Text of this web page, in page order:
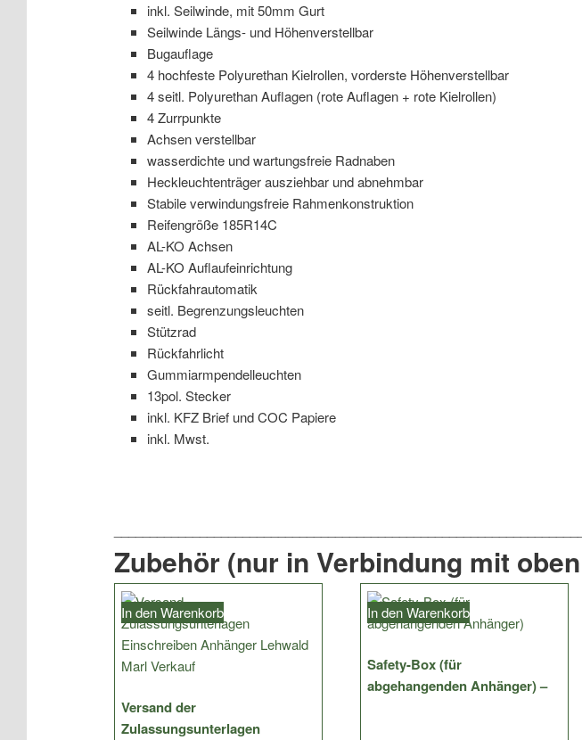
inkl. Seilwinde, mit 50mm Gurt
Seilwinde Längs- und Höhenverstellbar
Bugauflage
4 hochfeste Polyurethan Kielrollen, vorderste Höhenverstellbar
4 seitl. Polyurethan Auflagen (rote Auflagen + rote Kielrollen)
4 Zurrpunkte
Achsen verstellbar
wasserdichte und wartungsfreie Radnaben
Heckleuchtenträger ausziehbar und abnehmbar
Stabile verwindungsfreie Rahmenkonstruktion
Reifengröße 185R14C
AL-KO Achsen
AL-KO Auflaufeinrichtung
Rückfahrautomatik
seitl. Begrenzungsleuchten
Stützrad
Rückfahrlicht
Gummiarmpendelleuchten
13pol. Stecker
inkl. KFZ Brief und COC Papiere
inkl. Mwst.
Zubehör (nur in Verbindung mit
Versand der
Zulassungsunterlagen
In den Warenkorb
Safety-Box (für
abgehangenden Anhänger) –
In den Warenkorb